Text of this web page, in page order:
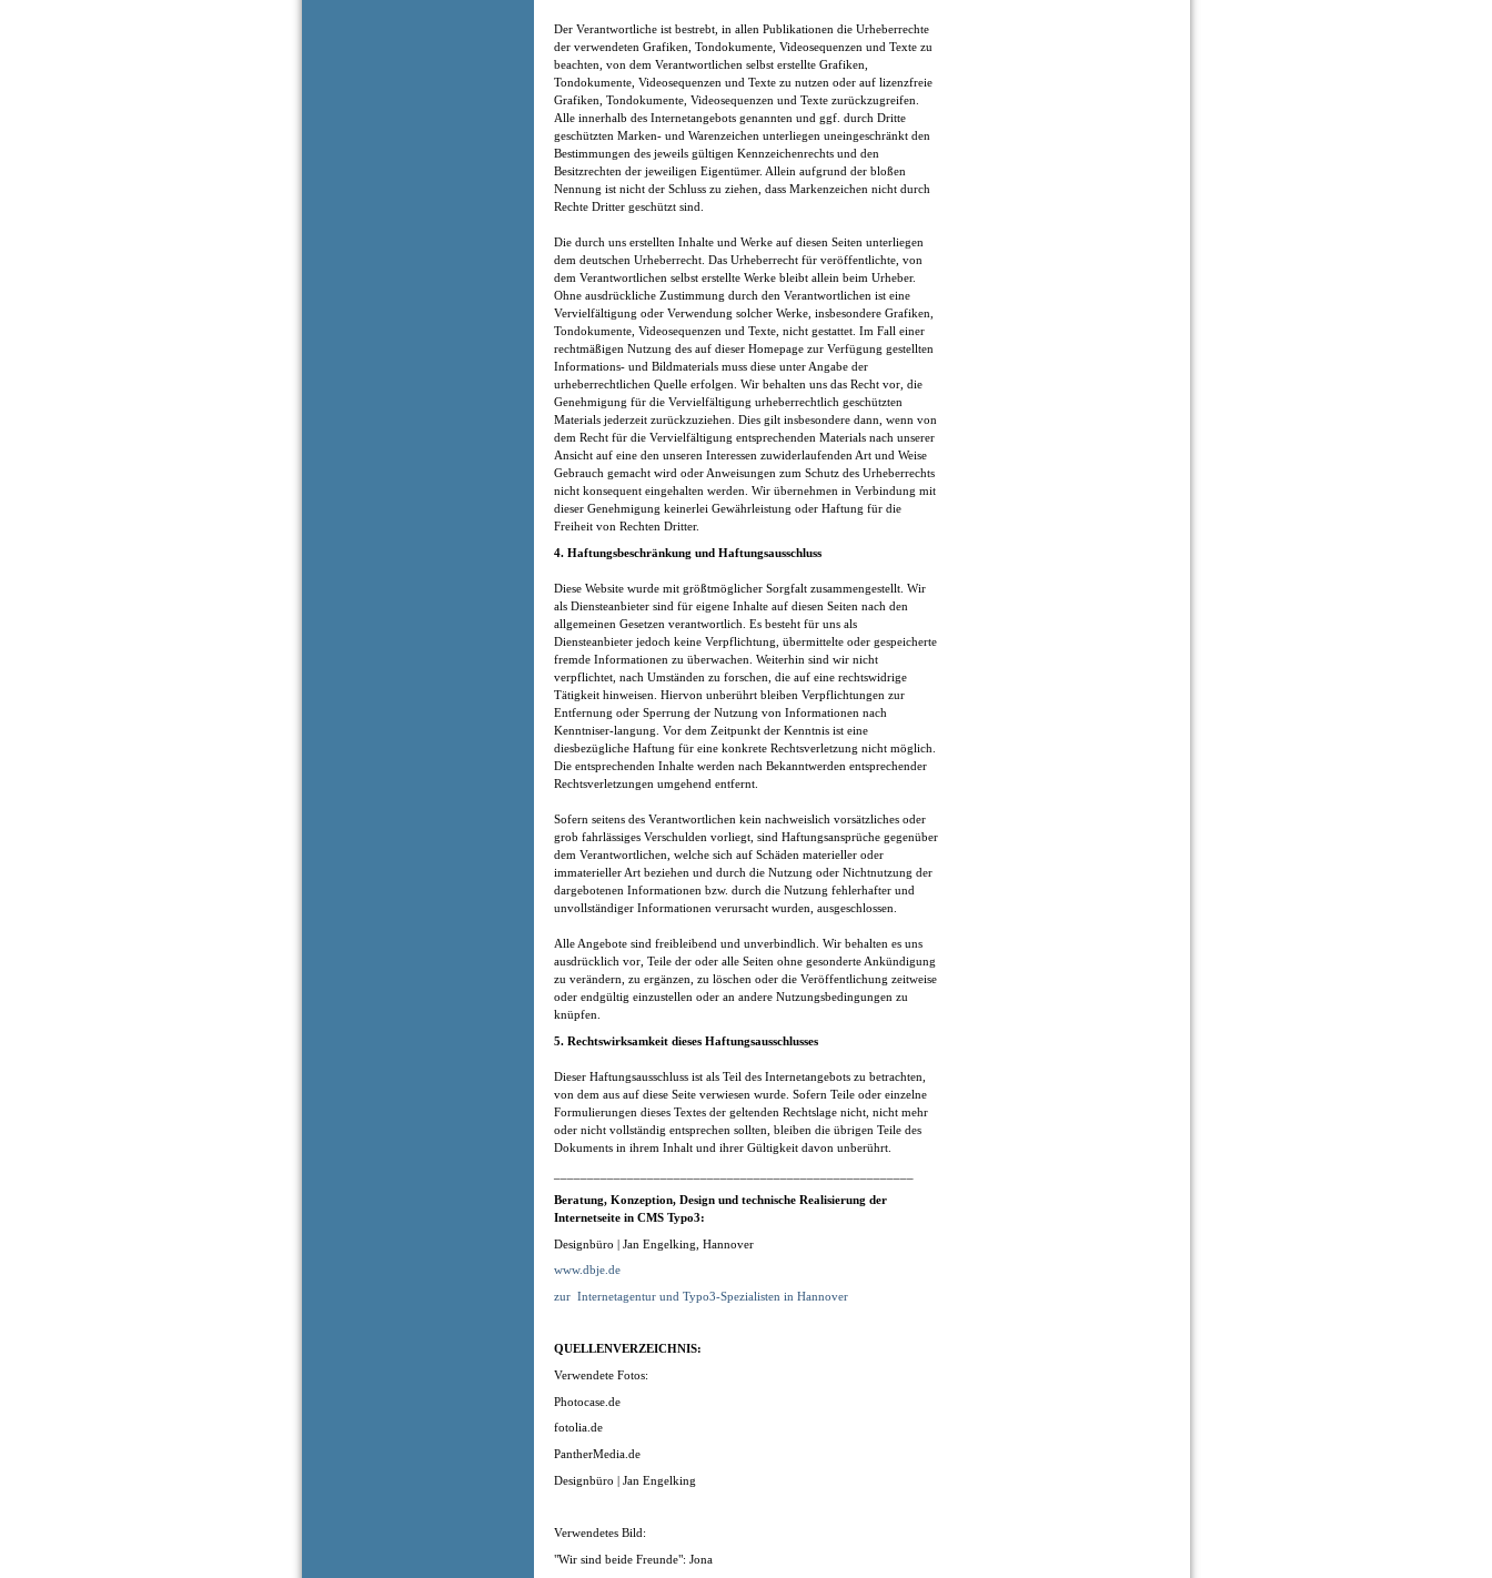
Der Verantwortliche ist bestrebt, in allen Publikationen die Urheberrechte
der verwendeten Grafiken, Tondokumente, Videosequenzen und Texte zu
beachten, von dem Verantwortlichen selbst erstellte Grafiken,
Tondokumente, Videosequenzen und Texte zu nutzen oder auf lizenzfreie
Grafiken, Tondokumente, Videosequenzen und Texte zurückzugreifen.
Alle innerhalb des Internetangebots genannten und ggf. durch Dritte
geschützten Marken- und Warenzeichen unterliegen uneingeschränkt den
Bestimmungen des jeweils gültigen Kennzeichenrechts und den
Besitzrechten der jeweiligen Eigentümer. Allein aufgrund der bloßen
Nennung ist nicht der Schluss zu ziehen, dass Markenzeichen nicht durch
Rechte Dritter geschützt sind.
Die durch uns erstellten Inhalte und Werke auf diesen Seiten unterliegen
dem deutschen Urheberrecht. Das Urheberrecht für veröffentlichte, von
dem Verantwortlichen selbst erstellte Werke bleibt allein beim Urheber.
Ohne ausdrückliche Zustimmung durch den Verantwortlichen ist eine
Vervielfältigung oder Verwendung solcher Werke, insbesondere Grafiken,
Tondokumente, Videosequenzen und Texte, nicht gestattet. Im Fall einer
rechtmäßigen Nutzung des auf dieser Homepage zur Verfügung gestellten
Informations- und Bildmaterials muss diese unter Angabe der
urheberrechtlichen Quelle erfolgen. Wir behalten uns das Recht vor, die
Genehmigung für die Vervielfältigung urheberrechtlich geschützten
Materials jederzeit zurückzuziehen. Dies gilt insbesondere dann, wenn von
dem Recht für die Vervielfältigung entsprechenden Materials nach unserer
Ansicht auf eine den unseren Interessen zuwiderlaufenden Art und Weise
Gebrauch gemacht wird oder Anweisungen zum Schutz des Urheberrechts
nicht konsequent eingehalten werden. Wir übernehmen in Verbindung mit
dieser Genehmigung keinerlei Gewährleistung oder Haftung für die
Freiheit von Rechten Dritter.
4. Haftungsbeschränkung und Haftungsausschluss
Diese Website wurde mit größtmöglicher Sorgfalt zusammengestellt. Wir
als Diensteanbieter sind für eigene Inhalte auf diesen Seiten nach den
allgemeinen Gesetzen verantwortlich. Es besteht für uns als
Diensteanbieter jedoch keine Verpflichtung, übermittelte oder gespeicherte
fremde Informationen zu überwachen. Weiterhin sind wir nicht
verpflichtet, nach Umständen zu forschen, die auf eine rechtswidrige
Tätigkeit hinweisen. Hiervon unberührt bleiben Verpflichtungen zur
Entfernung oder Sperrung der Nutzung von Informationen nach
Kenntniser-langung. Vor dem Zeitpunkt der Kenntnis ist eine
diesbezügliche Haftung für eine konkrete Rechtsverletzung nicht möglich.
Die entsprechenden Inhalte werden nach Bekanntwerden entsprechender
Rechtsverletzungen umgehend entfernt.
Sofern seitens des Verantwortlichen kein nachweislich vorsätzliches oder
grob fahrlässiges Verschulden vorliegt, sind Haftungsansprüche gegenüber
dem Verantwortlichen, welche sich auf Schäden materieller oder
immaterieller Art beziehen und durch die Nutzung oder Nichtnutzung der
dargebotenen Informationen bzw. durch die Nutzung fehlerhafter und
unvollständiger Informationen verursacht wurden, ausgeschlossen.
Alle Angebote sind freibleibend und unverbindlich. Wir behalten es uns
ausdrücklich vor, Teile der oder alle Seiten ohne gesonderte Ankündigung
zu verändern, zu ergänzen, zu löschen oder die Veröffentlichung zeitweise
oder endgültig einzustellen oder an andere Nutzungsbedingungen zu
knüpfen.
5. Rechtswirksamkeit dieses Haftungsausschlusses
Dieser Haftungsausschluss ist als Teil des Internetangebots zu betrachten,
von dem aus auf diese Seite verwiesen wurde. Sofern Teile oder einzelne
Formulierungen dieses Textes der geltenden Rechtslage nicht, nicht mehr
oder nicht vollständig entsprechen sollten, bleiben die übrigen Teile des
Dokuments in ihrem Inhalt und ihrer Gültigkeit davon unberührt.
Beratung, Konzeption, Design und technische Realisierung der
Internetseite in CMS Typo3:
Designbüro | Jan Engelking, Hannover
www.dbje.de
zur Internetagentur und Typo3-Spezialisten in Hannover
QUELLENVERZEICHNIS:
Verwendete Fotos:
Photocase.de
fotolia.de
PantherMedia.de
Designbüro | Jan Engelking
Verwendetes Bild:
"Wir sind beide Freunde": Jona